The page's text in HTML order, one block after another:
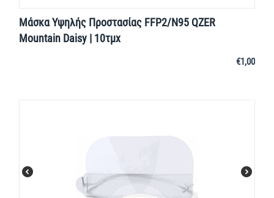
Μάσκα Υψηλής Προστασίας FFP2/N95 QZER
Mountain Daisy | 10τμχ
€1,00